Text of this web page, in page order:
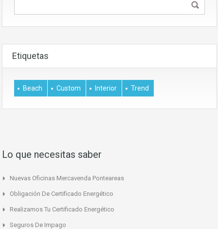
Etiquetas
Beach Custom Interior Trend
Lo que necesitas saber
Nuevas Oficinas Mercavenda Ponteareas
Obligación De Certificado Energético
Realizamos Tu Certificado Energético
Seguros De Impago